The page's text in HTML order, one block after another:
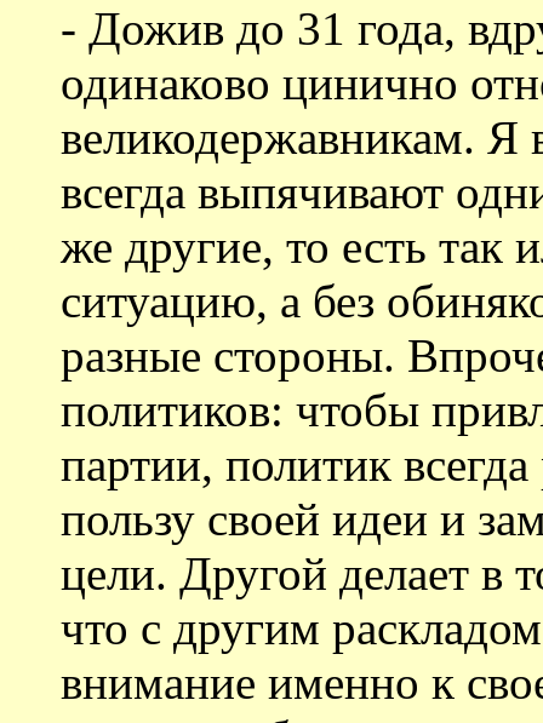
- Дожив до 31 года,
одинаково цинично
великодержавникам. Я
всегда выпячивают
же другие, то есть так
ситуацию, а без
разные стороны.
политиков: чтобы
партии, политик
пользу своей идеи и
цели. Другой делает в
что с другим
внимание именно к